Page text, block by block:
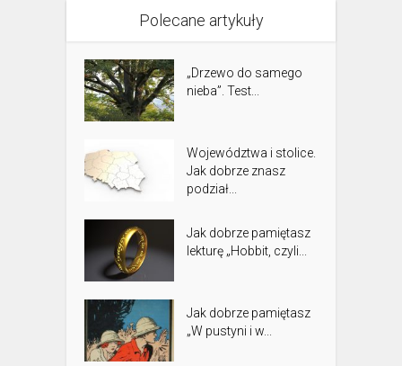
Polecane artykuły
„Drzewo do samego
nieba”. Test...
Województwa i stolice.
Jak dobrze znasz
podział...
Jak dobrze pamiętasz
lekturę „Hobbit, czyli...
Jak dobrze pamiętasz
„W pustyni i w...